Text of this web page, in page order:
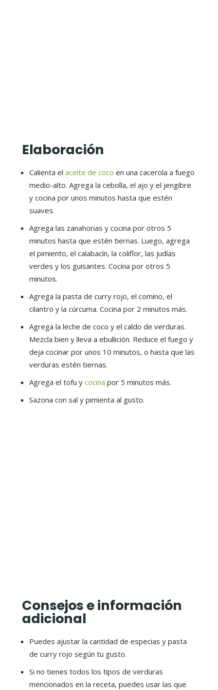
Elaboración
Calienta el aceite de coco en una cacerola a fuego
medio-alto. Agrega la cebolla, el ajo y el jengibre
y cocina por unos minutos hasta que estén
suaves.
Agrega las zanahorias y cocina por otros 5
minutos hasta que estén tiernas. Luego, agrega
el pimiento, el calabacín, la coliflor, las judías
verdes y los guisantes. Cocina por otros 5
minutos.
Agrega la pasta de curry rojo, el comino, el
cilantro y la cúrcuma. Cocina por 2 minutos más.
Agrega la leche de coco y el caldo de verduras.
Mezcla bien y lleva a ebullición. Reduce el fuego y
deja cocinar por unos 10 minutos, o hasta que las
verduras estén tiernas.
Agrega el tofu y cocina por 5 minutos más.
Sazona con sal y pimienta al gusto.
Consejos e información
adicional
Puedes ajustar la cantidad de especias y pasta
de curry rojo según tu gusto.
Si no tienes todos los tipos de verduras
mencionados en la receta, puedes usar las que